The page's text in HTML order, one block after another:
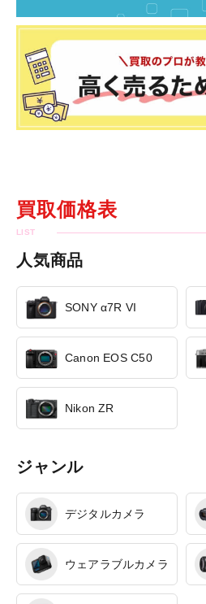
買取価格表
人気商品
SONY α7R VI
Canon EOS C50
Nikon ZR
ジャンル
デジタルカメラ
ウェアラブルカメラ